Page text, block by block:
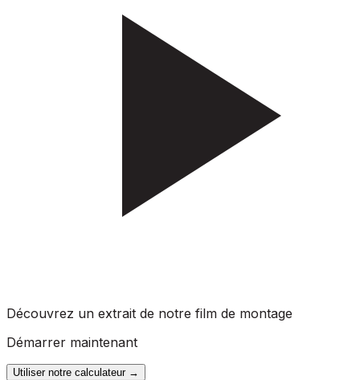
Découvrez un extrait de notre film de montage
Démarrer maintenant
Utiliser notre calculateur→